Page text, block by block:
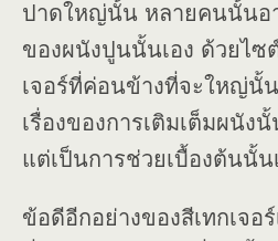
ปาดใหญ่นั้น หลายคนนั้นอ
ของผนังปูนนั้นเอง ด้วยไซ
เจอร์ที่ค่อนข้างที่จะใหญ่นั้
เรื่องของการเติมเต็มผนัง
แต่เป็นการช่วยเบื้องต้นนั้น
ข้อดีอีกอย่างของสีเทกเจอ